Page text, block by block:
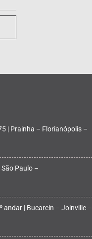
| Prainha – Florianópolis –
Paulo –
andar | Bucarein – Joinville –